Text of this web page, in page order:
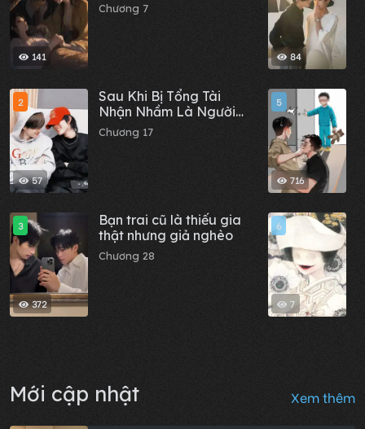
141
thành Thái tử phi
Chương 7
57
2
Sau Khi Bị Tổng Tài
Nhận Nhầm Là Người
Yêu Qua Mạng
Chương 17
372
3
Bạn trai cũ là thiếu gia
thật nhưng giả nghèo
Chương 28
84
716
5
7
6
Mới cập nhật Xem thêm